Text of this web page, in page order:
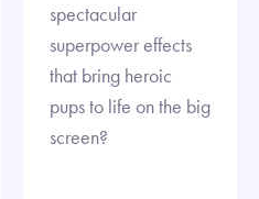
spectacular
superpower effects
that bring heroic
pups to life on the big
screen?